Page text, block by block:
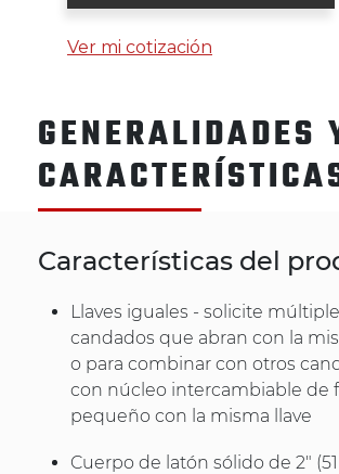
Ver mi cotización
GENERALIDADES
Características del
Llaves iguales - solicite
candados que abran con la
o para combinar con otros
con núcleo intercambiable de
pequeño con la misma llave
Cuerpo de latón sólido de 2"